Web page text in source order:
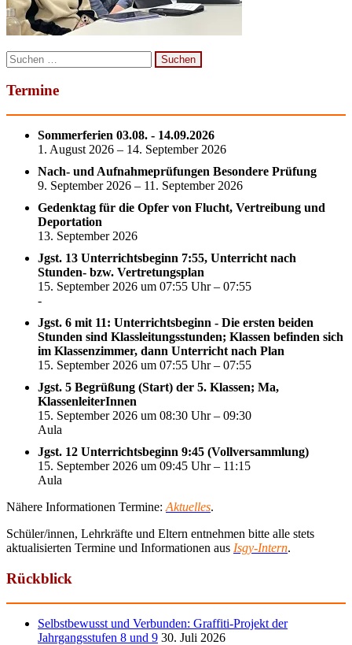
Suchen
nach:
Termine
Sommerferien 03.08. - 14.09.2026
1. August 2026 – 14. September 2026
Nach- und Aufnahmeprüfungen Besondere Prüfung
9. September 2026 – 11. September 2026
Gedenktag für die Opfer von Flucht, Vertreibung und
Deportation
13. September 2026
Jgst. 13 Unterrichtsbeginn 7:55, Unterricht nach
Stunden- bzw. Vertretungsplan
15. September 2026 um 07:55 Uhr – 07:55
-
Jgst. 6 mit 11: Unterrichtsbeginn - Die ersten beiden
Stunden sind Klassleitungsstunden; Klassen befinden sich
im Klassenzimmer, dann Unterricht nach Plan
15. September 2026 um 07:55 Uhr – 07:55
Jgst. 5 Begrüßung (Start) der 5. Klassen; Ma,
KlassenleiterInnen
15. September 2026 um 08:30 Uhr – 09:30
Aula
Jgst. 12 Unterrichtsbeginn 9:45 (Vollversammlung)
15. September 2026 um 09:45 Uhr – 11:15
Aula
Nähere Informationen Termine: Aktuelles.
Schüler/innen, Lehrkräfte und Eltern entnehmen bitte alle stets
aktualisierten Termine und Informationen aus Isgy-Intern.
Rückblick
Selbstbewusst und Verbunden: Graffiti-Projekt der
Jahrgangsstufen 8 und 9 30. Juli 2026